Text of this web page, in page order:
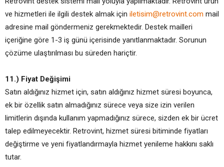
ve hizmetleri ile ilgili destek almak için iletisim@retrovint.com mail
adresine mail göndermeniz gerekmektedir. Destek mailleri
içeriğine göre 1-3 iş günü içerisinde yanıtlanmaktadır. Sorunun
çözüme ulaştırılması bu süreden hariçtir.
11.) Fiyat Değişimi
Satın aldığınız hizmet için, satın aldığınız hizmet süresi boyunca,
ek bir özellik satın almadığınız sürece veya size izin verilen
limitlerin dışında kullanım yapmadığınız sürece, sizden ek bir ücret
talep edilmeyecektir. Retrovint, hizmet süresi bitiminde fiyatları
değiştirme ve yeni fiyatlandırmayla hizmet yenileme hakkını saklı
tutar.